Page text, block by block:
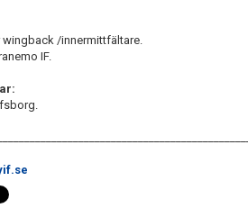
wingback /innermittfältare.
IF.